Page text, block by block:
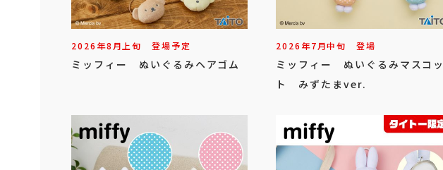
2026年8月上旬 登場予定
ミッフィー ぬいぐるみヘアゴム
2026年7月中旬 登場
ミッフィー ぬいぐるみマスコッ
ト みずたまver.